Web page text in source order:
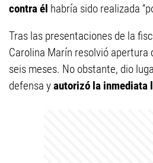
contra él habría sido realizada
Tras las presentaciones de la
Carolina Marín resolvió apertura
seis meses. No obstante, dio
defensa yautorizó la inmediata